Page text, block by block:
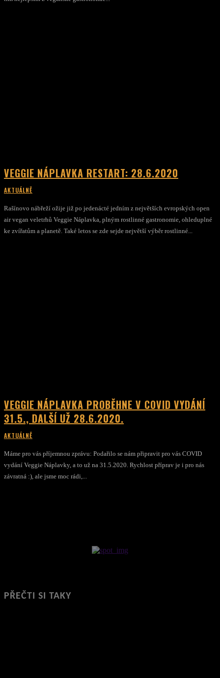
VEGGIE NÁPLAVKA RESTART: 28.6.2020
AKTUÁLNĚ
Rašínovo nábřeží ožije již po jedenácté jedním z největších evropských open
air vegan veletrhů Veggie Náplavka, plným rostlinné gastronomie, ohleduplné
ke zvířatům a planetě. Také letos se zde sejde největší výběr rostlinné...
VEGGIE NÁPLAVKA PROBĚHNE V COVID VYDÁNÍ
31.5., DALŠÍ UŽ 28.6.2020.
AKTUÁLNĚ
Máme pro vás příjemnou zprávu: Podařilo se nám připravit pro vás COVID
vydání Veggie Náplavky, a to už na 31.5.2020. Rychlost příprav je i pro nás
závratná :), ale jsme moc rádi,...
PŘEČTI SI TAKY